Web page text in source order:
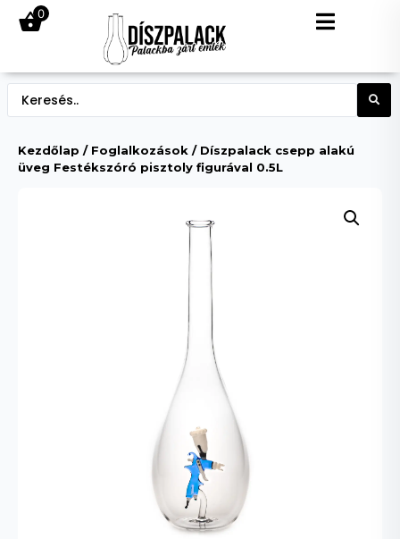
0
Kezdőlap / Foglalkozások / Díszpalack csepp alakú
üveg Festékszóró pisztoly figurával 0.5L